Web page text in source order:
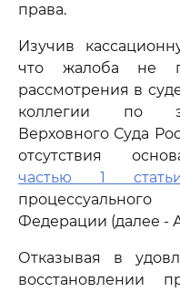
права.
Изучив
что жалоба не
рассмотрения в
коллегии по
Верховного Суда
отсутствия
частью 1
Федерации (далее -
Отказывая в
восстановлении